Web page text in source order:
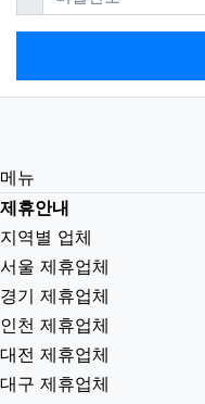
메뉴
제휴안내
지역별 업체
서울 제휴업체
경기 제휴업체
인천 제휴업체
대전 제휴업체
대구 제휴업체